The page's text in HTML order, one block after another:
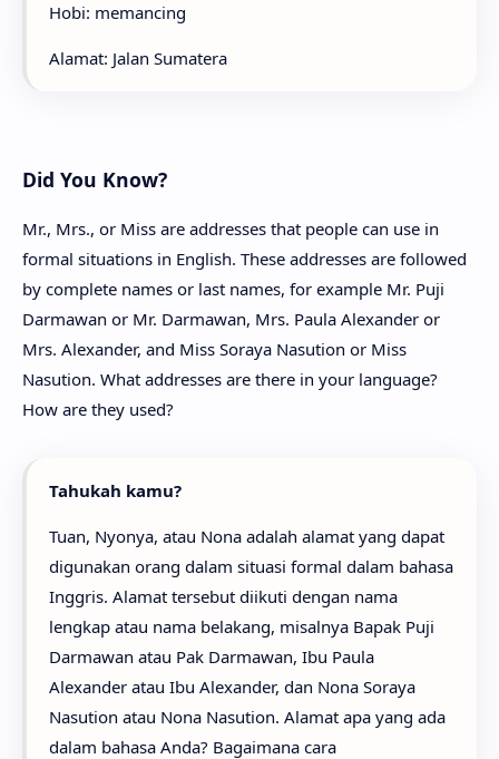
Hobi: memancing
Alamat: Jalan Sumatera
Did You Know?
Mr., Mrs., or Miss are addresses that people can use in
formal situations in English. These addresses are followed
by complete names or last names, for example Mr. Puji
Darmawan or Mr. Darmawan, Mrs. Paula Alexander or
Mrs. Alexander, and Miss Soraya Nasution or Miss
Nasution. What addresses are there in your language?
How are they used?
Tahukah kamu?
Tuan, Nyonya, atau Nona adalah alamat yang dapat
digunakan orang dalam situasi formal dalam bahasa
Inggris. Alamat tersebut diikuti dengan nama
lengkap atau nama belakang, misalnya Bapak Puji
Darmawan atau Pak Darmawan, Ibu Paula
Alexander atau Ibu Alexander, dan Nona Soraya
Nasution atau Nona Nasution. Alamat apa yang ada
dalam bahasa Anda? Bagaimana cara